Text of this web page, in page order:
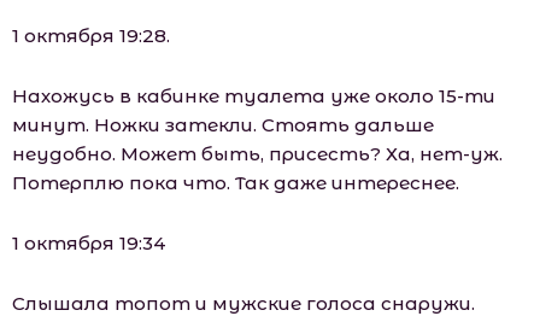
1 октября 19:28.
Нахожусь в кабинке туалета уже около 15-ти
минут. Ножки затекли. Стоять дальше
неудобно. Может быть, присесть? Ха, нет-уж.
Потерплю пока что. Так даже интереснее.
1 октября 19:34
Слышала топот и мужские голоса снаружи.